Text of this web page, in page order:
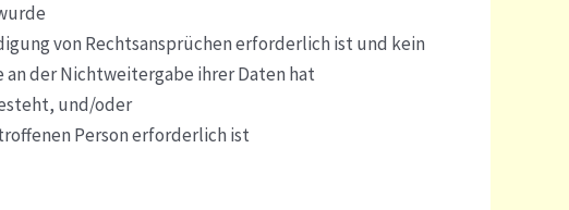
von Rechtsansprüchen erforderlich ist und kein
der Nichtweitergabe ihrer Daten hat
und/oder
Person erforderlich ist